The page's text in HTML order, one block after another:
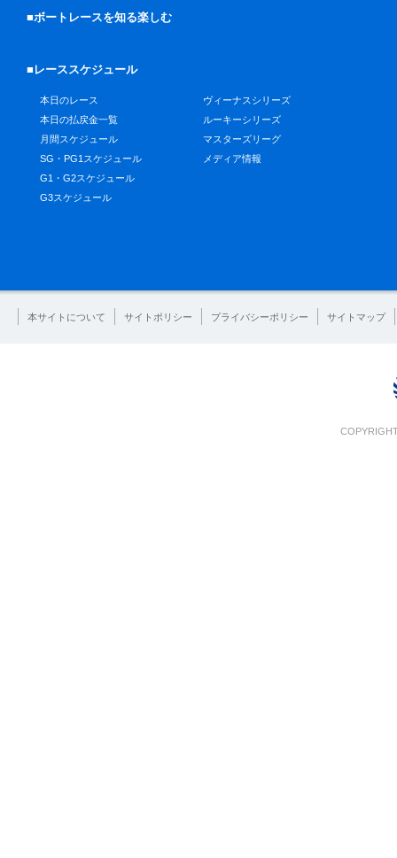
■ボートレースを知る楽しむ
■レーススケジュール
本日のレース
本日の払戻金一覧
月間スケジュール
SG・PG1スケジュール
G1・G2スケジュール
G3スケジュール
ヴィーナスシリーズ
ルーキーシリーズ
マスターズリーグ
メディア情報
本サイトについて サイトポリシー プライバシーポリシー サイトマップ